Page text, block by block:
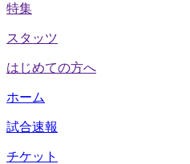
特集
スタッツ
はじめての方へ
ホーム
試合速報
チケット